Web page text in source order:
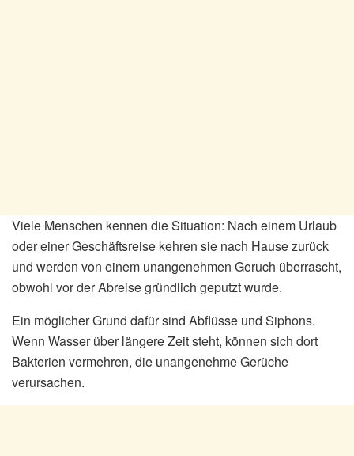
Viele Menschen kennen die Situation: Nach einem Urlaub
oder einer Geschäftsreise kehren sie nach Hause zurück
und werden von einem unangenehmen Geruch überrascht,
obwohl vor der Abreise gründlich geputzt wurde.
Ein möglicher Grund dafür sind Abflüsse und Siphons.
Wenn Wasser über längere Zeit steht, können sich dort
Bakterien vermehren, die unangenehme Gerüche
verursachen.